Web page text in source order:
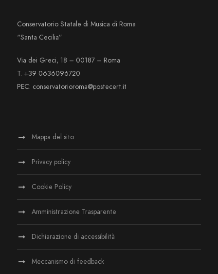
Conservatorio Statale di Musica di Roma
“Santa Cecilia”
Via dei Greci, 18 – 00187 – Roma
T. +39 0636096720
PEC: conservatorioroma@postecert.it
Mappa del sito
Privacy policy
Cookie Policy
Amministrazione Trasparente
Dichiarazione di accessibilità
Meccanismo di feedback